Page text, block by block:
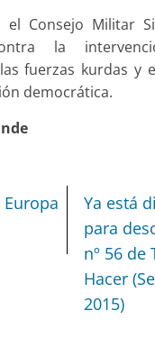
el Consejo Militar
la
fuerzas kurdas y
democrática.
Europa
Ya está
para
nº 56 de
Hacer
2015)